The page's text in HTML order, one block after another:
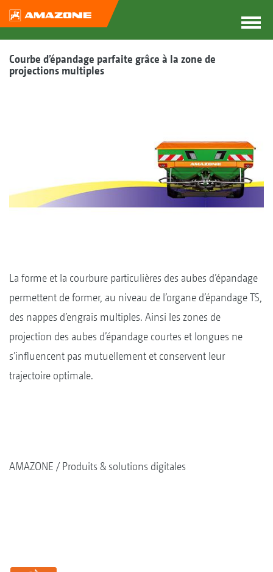
Courbe d’épandage parfaite grâce à la zone de
projections multiples
La forme et la courbure particulières des aubes d’épandage
permettent de former, au niveau de l’organe d’épandage TS,
des nappes d’engrais multiples. Ainsi les zones de
projection des aubes d’épandage courtes et longues ne
s’influencent pas mutuellement et conservent leur
trajectoire optimale.
AMAZONE Produits & solutions digitales